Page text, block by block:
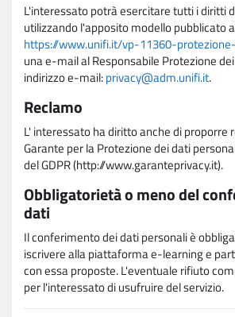
L'interessato potrà esercitare tutti i diritti
utilizzando l'apposito modello pubblicato
https://www.unifi.it/vp-11360-
una e-mail al Responsabile Protezione
indirizzo e-mail:privacy@adm.unifi.it.
Reclamo
L' interessato ha diritto anche di proporre
Garante per la Protezione dei dati
del GDPR (http://www.garanteprivacy.it).
Obbligatorietà o meno del
dati
Il conferimento dei dati personali è
iscrivere alla piattaforma e-learning e
con essa proposte. L'eventuale rifiuto
per l'interessato di usufruire del servizio.